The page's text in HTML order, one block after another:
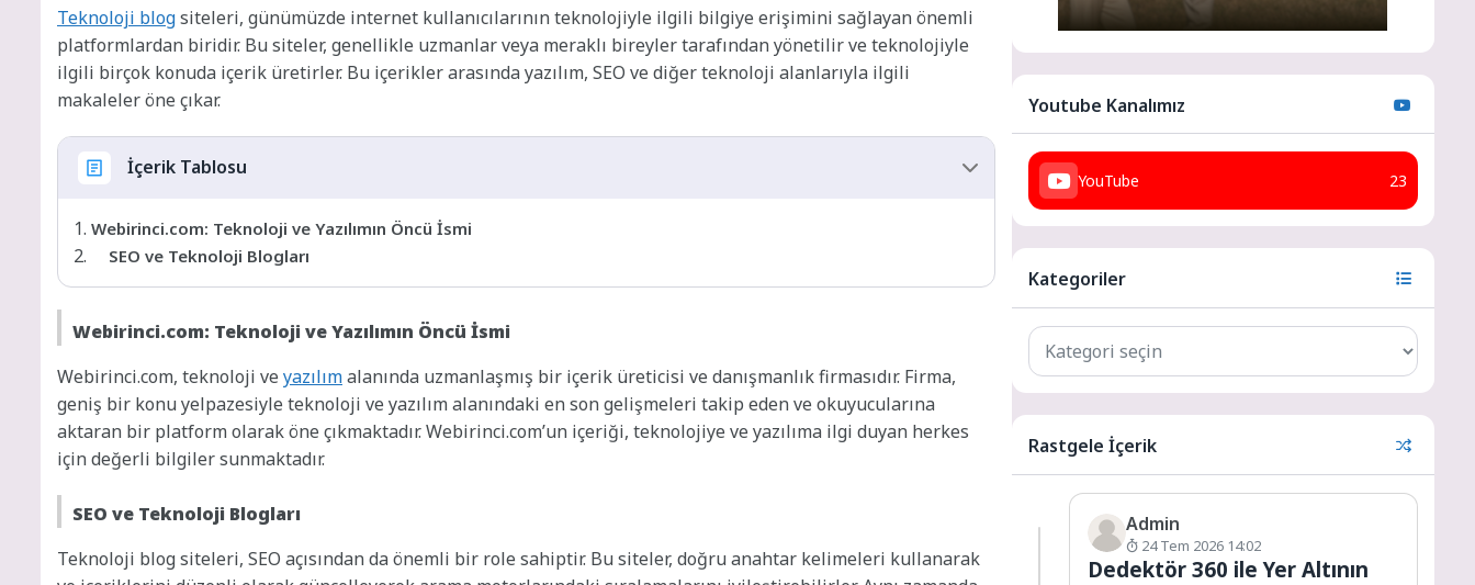
Teknoloji blogsiteleri, günümüzde internet kullanıcılarının teknolojiyle ilgili bilgiye erişimini sağlayan önemli
platformlardan biridir. Bu siteler, genellikle uzmanlar veya meraklı bireyler tarafından yönetilir ve teknolojiyle
ilgili birçok konuda içerik üretirler. Bu içerikler arasında yazılım, SEO ve diğer teknoloji alanlarıyla ilgili
makaleler öne çıkar.
İçerik Tablosu
Webirinci.com: Teknoloji ve Yazılımın Öncü İsmi
SEO ve Teknoloji Blogları
Webirinci.com: Teknoloji ve Yazılımın Öncü İsmi
Webirinci.com, teknoloji ve yazılımalanında uzmanlaşmış bir içerik üreticisi ve danışmanlık firmasıdır. Firma,
geniş bir konu yelpazesiyle teknoloji ve yazılım alanındaki en son gelişmeleri takip eden ve okuyucularına
aktaran bir platform olarak öne çıkmaktadır. Webirinci.com’un içeriği, teknolojiye ve yazılıma ilgi duyan herkes
için değerli bilgiler sunmaktadır.
SEO ve Teknoloji Blogları
Teknoloji blog siteleri, SEO açısından da önemli bir role sahiptir. Bu siteler, doğru anahtar kelimeleri kullanarak
Youtube Kanalımız
YouTube 23
Kategoriler
Rastgele İçerik
Admin
24 Tem 2026 14:02
Dedektör 360 ile Yer Altının